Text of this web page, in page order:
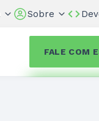
Sobre
FALE COM